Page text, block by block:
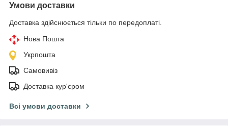
Умови доставки
Доставка здійснюється тільки по передоплаті.
Нова Пошта
Укрпошта
Самовивіз
Доставка кур'єром
Всі умови доставки